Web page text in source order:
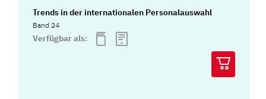
Trends in der internationalen Personalauswahl
Band 24
Verfügbar als: